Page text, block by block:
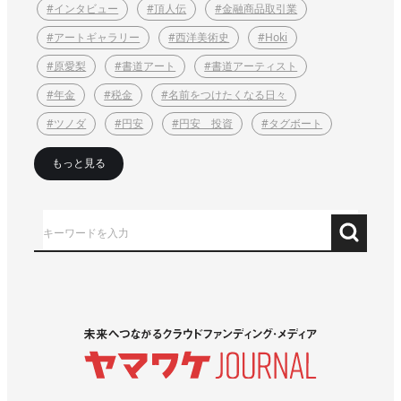
#インタビュー
#頂人伝
#金融商品取引業
#アートギャラリー
#西洋美術史
#Hoki
#原愛梨
#書道アート
#書道アーティスト
#年金
#税金
#名前をつけたくなる日々
#ツノダ
#円安 #円安 投資 #タグボート
もっと見る